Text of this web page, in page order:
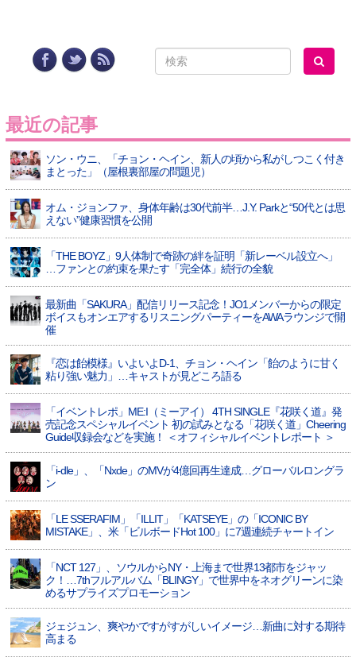
最近の記事
ソン・ウニ、「チョン・ヘイン、新人の頃から私がしつこく付き
まとった」（屋根裏部屋の問題児）
オム・ジョンファ、身体年齢は30代前半…J.Y. Parkと“50代とは思
えない”健康習慣を公開
「THE BOYZ」9人体制で奇跡の絆を証明「新レーベル設立へ」
…ファンとの約束を果たす「完全体」続行の全貌
最新曲「SAKURA」配信リリース記念！JO1メンバーからの限定
ボイスもオンエアするリスニングパーティーをAWAラウンジで開
催
『恋は飴模様』いよいよD-1、チョン・ヘイン「飴のように甘く
粘り強い魅力」…キャストが見どころ語る
「イベントレポ」ME:I（ミーアイ） 4TH SINGLE『花咲く道』発
売記念スペシャルイベント 初の試みとなる「花咲く道」Cheering
Guide収録会などを実施！ ＜オフィシャルイベントレポート ＞
「i-dle」、「Nxde」のMVが4億回再生達成…グローバルロングラ
ン
「LE SSERAFIM」「ILLIT」「KATSEYE」の「ICONIC BY
MISTAKE」、米「ビルボードHot 100」に7週連続チャートイン
「NCT 127」、ソウルからNY・上海まで世界13都市をジャッ
ク！…7thフルアルバム「BLINGY」で世界中をネオグリーンに染
めるサプライズプロモーション
ジェジュン、爽やかですがすがしいイメージ…新曲に対する期待
高まる